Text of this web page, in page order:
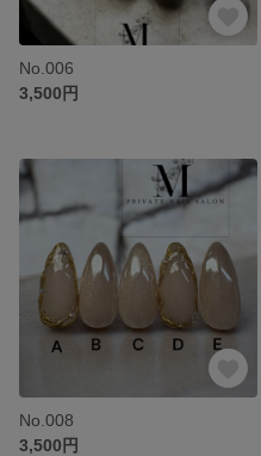
No.006
3,500円
No.008
3,500円